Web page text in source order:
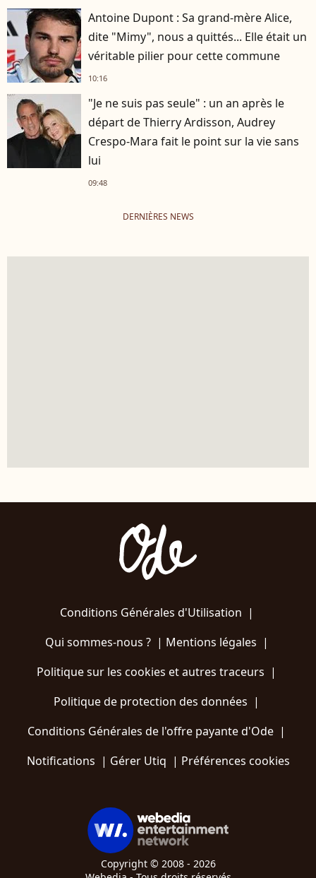
Antoine Dupont : Sa grand-mère Alice,
dite "Mimy", nous a quittés... Elle était un
véritable pilier pour cette commune
10:16
"Je ne suis pas seule" : un an après le
départ de Thierry Ardisson, Audrey
Crespo-Mara fait le point sur la vie sans
lui
09:48
DERNIÈRES NEWS
Conditions Générales d'Utilisation |
Qui sommes-nous ?| Mentions légales |
Politique sur les cookies et autres traceurs |
Politique de protection des données |
Conditions Générales de l'offre payante d'Ode |
Notifications | Gérer Utiq | Préférences cookies
Copyright © 2008 - 2026